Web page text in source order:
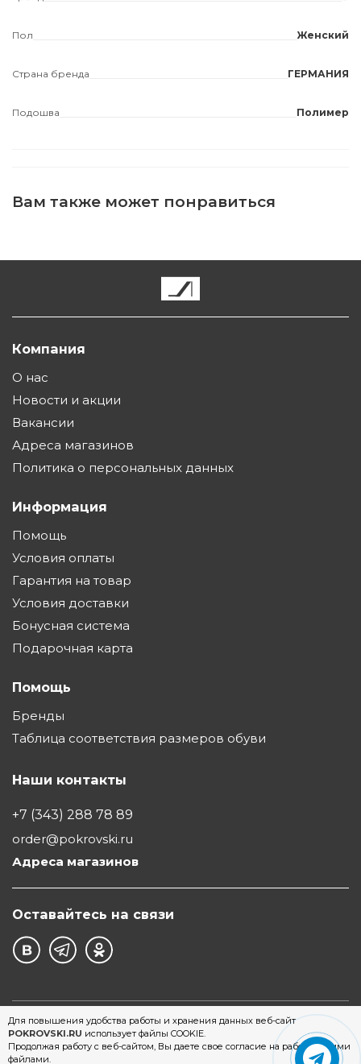
Для повышения удобства работы и хранения данных веб-сайт
POKROVSKI.RU использует файлы COOKIE.
Продолжая работу с веб-сайтом, Вы даете свое согласие на работу с этими
файлами.
Пол Женский
Страна бренда ГЕРМАНИЯ
Подошва Полимер
Вам также может понравиться
Компания
О нас
Новости и акции
Вакансии
Адреса магазинов
Политика о персональных данных
Информация
Помощь
Условия оплаты
Гарантия на товар
Условия доставки
Бонусная система
Подарочная карта
Помощь
Бренды
Таблица соответствия размеров обуви
Наши контакты
+7 (343) 288 78 89
order@pokrovski.ru
Адреса магазинов
Оставайтесь на связи
©1997 - 2026 Обувной Дом "Покровский" - сеть
магазинов обуви в Екатеринбурге